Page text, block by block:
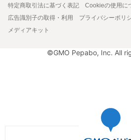
特定商取引法に基づく表記
Cookieの使用に
広告識別子の取得・利用
プライバシーポリ
メディアキット
©GMO Pepabo, Inc. All